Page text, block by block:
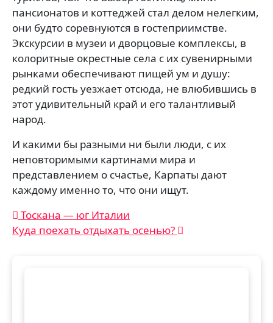
пансионатов и коттеджей стал делом нелегким,
они будто соревнуются в гостеприимстве.
Экскурсии в музеи и дворцовые комплексы, в
колоритные окрестные села с их сувенирными
рынками обеспечивают пищей ум и душу:
редкий гость уезжает отсюда, не влюбившись в
этот удивительный край и его талантливый
народ.
И какими бы разными ни были люди, с их
неповторимыми картинами мира и
представлением о счастье, Карпаты дают
каждому именно то, что они ищут.
Навигация
по
Тоскана — юг Италии
Куда поехать отдыхать осенью?